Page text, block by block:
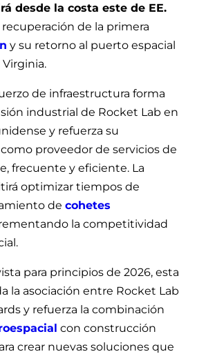
desde la costa este de EE.
de la primera
y su retorno al puerto espacial
Virginia.
de infraestructura forma
industrial de Rocket Lab en
y refuerza su
proveedor de servicios de
frecuente y eficiente. La
optimizar tiempos de
de cohetes
la competitividad
para principios de 2026, esta
la asociación entre Rocket Lab
y refuerza la combinación
con construcción
crear nuevas soluciones que